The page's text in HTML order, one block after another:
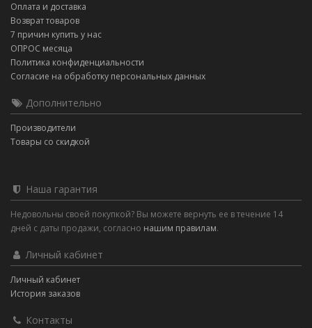
Оплата и доставка
Возврат товаров
7 причин купить у нас
ОПРОС месяца
Политика конфиденциальности
Согласие на обработку персональных данных
Дополнительно
Производители
Товары со скидкой
Наша гарантия
Недовольны своей покупкой? Вы можете вернуть ее в течение 14
дней с даты продажи, согласно нашим правилам.
Личный кабинет
Личный кабинет
История заказов
Контакты